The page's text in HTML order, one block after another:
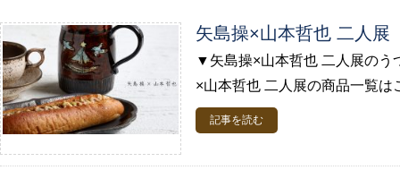
矢島操×山本哲也 二人展
▼矢島操×山本哲也 二人展の
×山本哲也 二人展の商品一覧
記事を読む